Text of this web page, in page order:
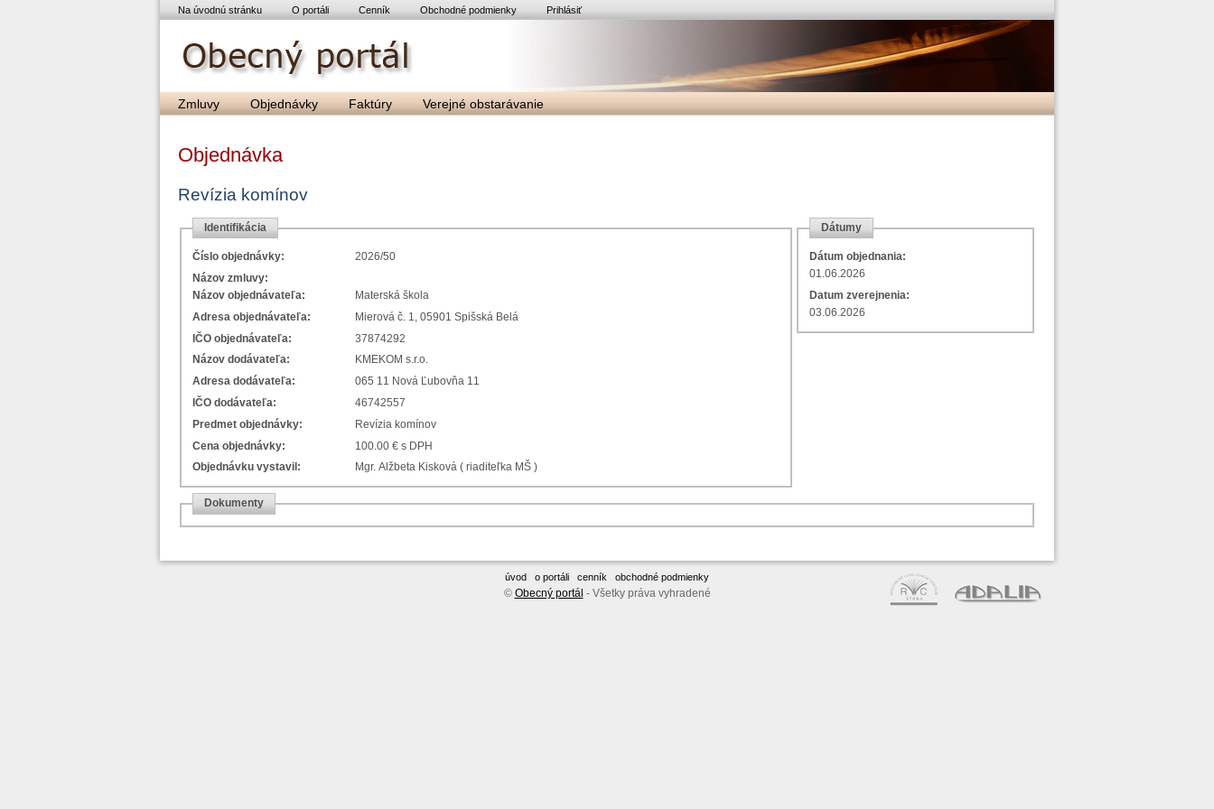
Na úvodnú stránku O portáli Cenník Obchodné podmienky Prihlásiť
Zmluvy Objednávky Faktúry Verejné obstarávanie
Objednávka
Revízia komínov
Identifikácia
Číslo objednávky:
2026/50
Názov zmluvy:
Názov objednávateľa:
Materská škola
Adresa objednávateľa:
Mierová č. 1, 05901 Spišská Belá
IČO objednávateľa:
37874292
Názov dodávateľa:
KMEKOM s.r.o.
Adresa dodávateľa:
065 11 Nová Ľubovňa 11
IČO dodávateľa:
46742557
Predmet objednávky:
Revízia komínov
Cena objednávky:
100.00 € s DPH
Objednávku vystavil:
Mgr. Alžbeta Kisková ( riaditeľka MŠ )
Dátumy
Dátum objednania:
01.06.2026
Datum zverejnenia:
03.06.2026
Dokumenty
úvod o portáli cenník obchodné podmienky
© Obecný portál - Všetky práva vyhradené